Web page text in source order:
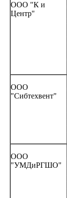
ООО "К и
Центр"
ООО
"Сибтехвент"
ООО
"УМДиРГШО"